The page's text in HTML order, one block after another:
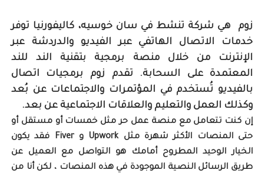
زوم ‏ هي شركة تنشط في سان خوسيه، كاليفورنيا توفر
خدمات الاتصال الهاتفي عبر الفيديو والدردشة عبر
الإنترنت من خلال منصة برمجية بتقنية الند للند
المعتمدة على السحابة. تقدم زوم برمجيات اتصال
بالفيديو تُستخدم في المؤتمرات والاجتماعات عن بُعد
وكذلك العمل والتعليم والعلاقات الاجتماعية عن بعد.
إن كنت تتعامل مع منصة عمل حر مثل خمسات أو مستقل أو
حتى المنصات الأكثر شهرة مثل Upwork و Fiver فقد يكون
الخيار الوحيد المطروح أمامك هو التواصل مع العميل عن
طريق الرسائل النصية الموجودة في هذه المنصات ، لكن أنا من